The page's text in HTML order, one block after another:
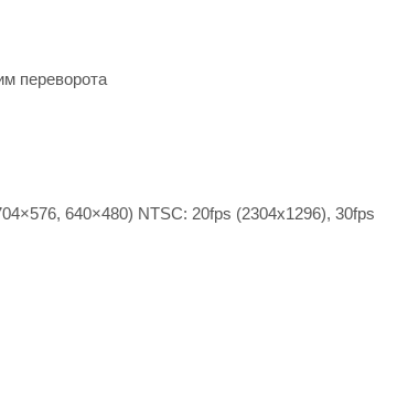
переворота
640×480) NTSC: 20fps (2304x1296), 30fps